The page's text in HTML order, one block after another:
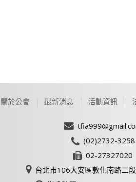
關於公會 最新消息 活動資訊
(02)2732-3258
02-27327020
台北市106大安區敦化南路二